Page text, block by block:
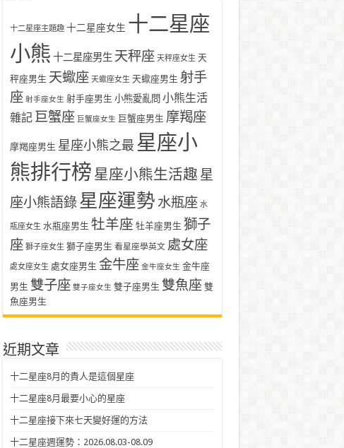
十二星座主題趣 十二星座女生 十二星座
小熊 十二星座男生 天秤座 天秤座女生 天
秤座男生 天蠍座 天蠍座女生 天蠍座男生 射手
座 射手座女生 射手座男生 小熊愛亂問 小熊生活
雜記 巨蟹座 巨蟹座女生 巨蟹座男生 摩羯座
摩羯座男生 星座小熊之最 星座小
熊排行榜 星座小熊生活趣 星
座小熊語錄星座運勢 水瓶座 水
瓶座女生 水瓶座男生 牡羊座 牡羊座男生 獅子
座 獅子座女生 獅子座男生 看星座學英文 處女座
處女座女生 處女座男生 金牛座 金牛座女生 金牛座
男生 雙子座 雙子座女生 雙子座男生 雙魚座 雙
魚座男生
近期文章
十二星座8月的貴人是這個星座
十二星座8月最要小心的星座
十二星座接下來七天變好運的方法
十二星座週運勢：2026.08.03-08.09